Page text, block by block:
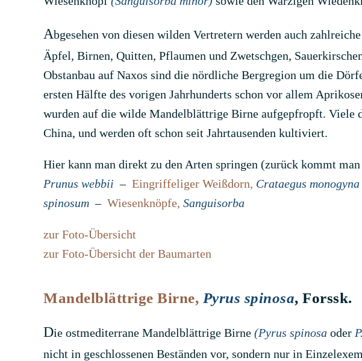
Abgesehen von diesen wilden Vertretern werden auch
Äpfel, Birnen, Quitten, Pflaumen und Zwetschgen,
Obstanbau auf Naxos sind die nördliche Bergregion um die
ersten Hälfte des vorigen Jahrhunderts schon vor allem
wurden auf die wilde Mandelblättrige Birne aufgepfropft. Viele
China, und werden oft schon seit Jahrtausenden kultiviert.
Hier kann man direkt zu den Arten springen (zurück kommt
Prunus webbii – Eingriffeliger Weißdorn, Crataegus monogyna
spinosum – Wiesenknöpfe, Sanguisorba
zur Foto-Übersicht
zur Foto-Übersicht der Baumarten
Mandelblättrige Birne, Pyrus spinosa, Forssk.
Die ostmediterrane Mandelblättrige Birne (Pyrus spinosa oder
nicht in geschlossenen Beständen vor, sondern nur in